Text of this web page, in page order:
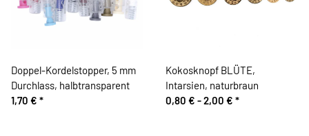
Doppel-Kordelstopper, 5 mm
Durchlass, halbtransparent
1,70 € *
Kokosknopf BLÜTE,
Intarsien, naturbraun
0,80 € -2,00 € *